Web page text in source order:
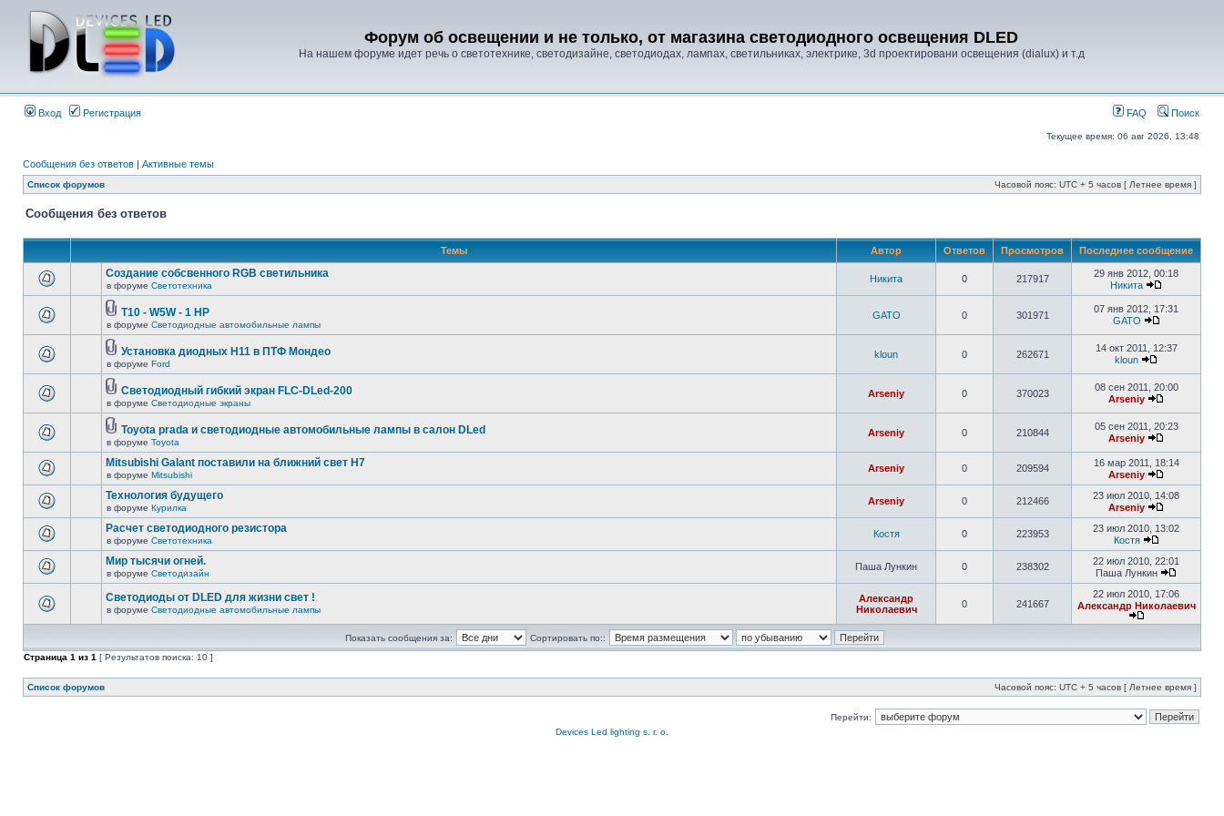
Форум об освещении и не только, от магазина светодиодного освещения DLED
На нашем форуме идет речь о светотехнике, светодизайне, светодиодах, лампах, светильниках, электрике, 3d проектировани освещения (dialux) и т.д
Вход Регистрация FAQ Поиск
Текущее время: 06 авг 2026, 13:48
Сообщения без ответов | Активные темы
Список форумов Часовой пояс: UTC + 5 часов [ Летнее время ]
Сообщения без ответов
Темы Автор Ответов Просмотров Последнее сообщение
Создание собсвенного RGB светильника
в форуме Светотехника
Никита 0 217917
29 янв 2012, 00:18
Никита
T10 - W5W - 1 HP
в форуме Светодиодные автомобильные лампы
GATO 0 301971
07 янв 2012, 17:31
GATO
Установка диодных Н11 в ПТФ Мондео
в форуме Ford
kloun 0 262671
14 окт 2011, 12:37
kloun
Светодиодный гибкий экран FLC-DLed-200
в форуме Светодиодные экраны
Arseniy 0 370023
08 сен 2011, 20:00
Arseniy
Toyota prada и светодиодные автомобильные лампы в салон DLed
в форуме Toyota
Arseniy 0 210844
05 сен 2011, 20:23
Arseniy
Mitsubishi Galant поставили на ближний свет H7
в форуме Mitsubishi
Arseniy 0 209594
16 мар 2011, 18:14
Arseniy
Технология будущего
в форуме Курилка
Arseniy 0 212466
23 июл 2010, 14:08
Arseniy
Расчет светодиодного резистора
в форуме Светотехника
Костя 0 223953
23 июл 2010, 13:02
Костя
Мир тысячи огней.
в форуме Светодизайн
Паша Лункин 0 238302
22 июл 2010, 22:01
Паша Лункин
Светодиоды от DLED для жизни свет !
в форуме Светодиодные автомобильные лампы
Александр
Николаевич
0 241667
22 июл 2010, 17:06
Александр Николаевич
Показать сообщения за:
Сортировать по::
Страница 1 из 1 [ Результатов поиска: 10 ]
Список форумов Часовой пояс: UTC + 5 часов [ Летнее время ]
Перейти:
Devices Led lighting s. r. o.